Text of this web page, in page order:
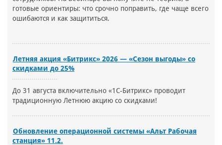
готовые ориентиры: что срочно поправить, где чаще всего
ошибаются и как защититься.
Летняя акция «Битрикс» 2026 — «Сезон выгоды» со
скидками до 25%
До 31 августа включительно «1С-Битрикс» проводит
традиционную Летнюю акцию со скидками!
Обновление операционной системы «Альт Рабочая
станция» 11.2.